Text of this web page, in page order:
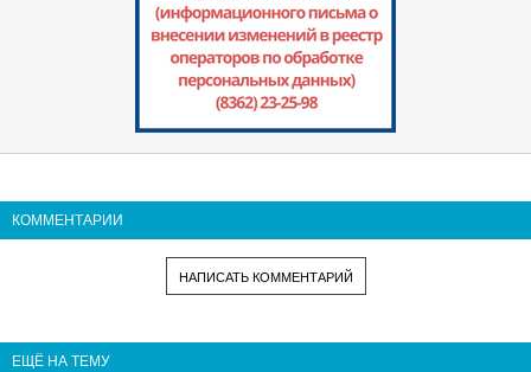
КОММЕНТАРИИ
НАПИСАТЬ КОММЕНТАРИЙ
ЕЩЁ НА ТЕМУ